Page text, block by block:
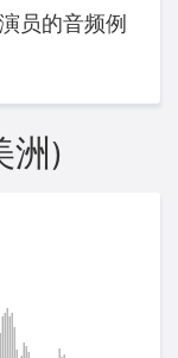
员的音频例
洲)